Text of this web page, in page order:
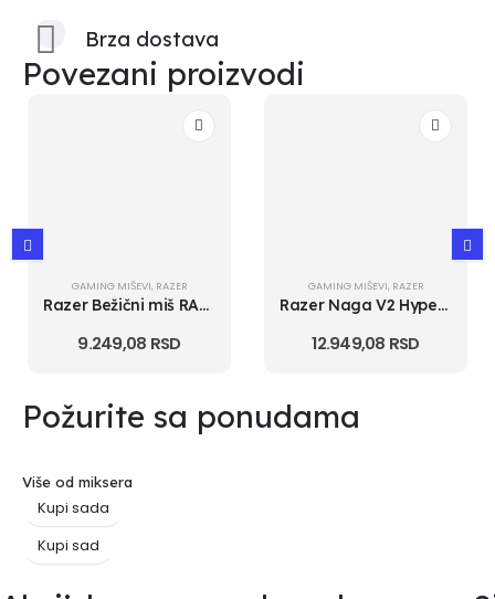
Brza dostava
Povezani proizvodi
GAMING MIŠEVI, RAZER
Razer Bežični miš RAZER Basilisk V3 X HyperSpeed 18000 DPI RZ01-04...
9.249,08 RSD
GAMING MIŠEVI, RAZER
Razer Naga V2 HyperSpeed - Wireless MMO Gaming Mouse
12.949,08 RSD
Požurite sa ponudama
Više od miksera
Kupi sada
Kupi sad